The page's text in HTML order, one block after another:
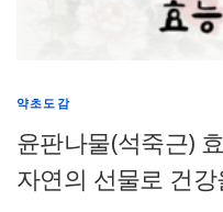
약초도감
윤판나물(석죽근)
자연의 선물로 건